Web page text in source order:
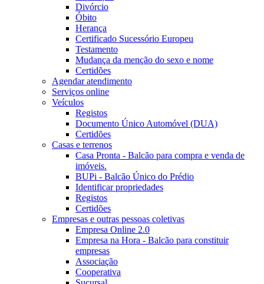
Divórcio
Óbito
Herança
Certificado Sucessório Europeu
Testamento
Mudança da menção do sexo e nome
Certidões
Agendar atendimento
Serviços online
Veículos
Registos
Documento Único Automóvel (DUA)
Certidões
Casas e terrenos
Casa Pronta - Balcão para compra e venda de
imóveis.
BUPi - Balcão Único do Prédio
Identificar propriedades
Registos
Certidões
Empresas e outras pessoas coletivas
Empresa Online 2.0
Empresa na Hora - Balcão para constituir
empresas
Associação
Cooperativa